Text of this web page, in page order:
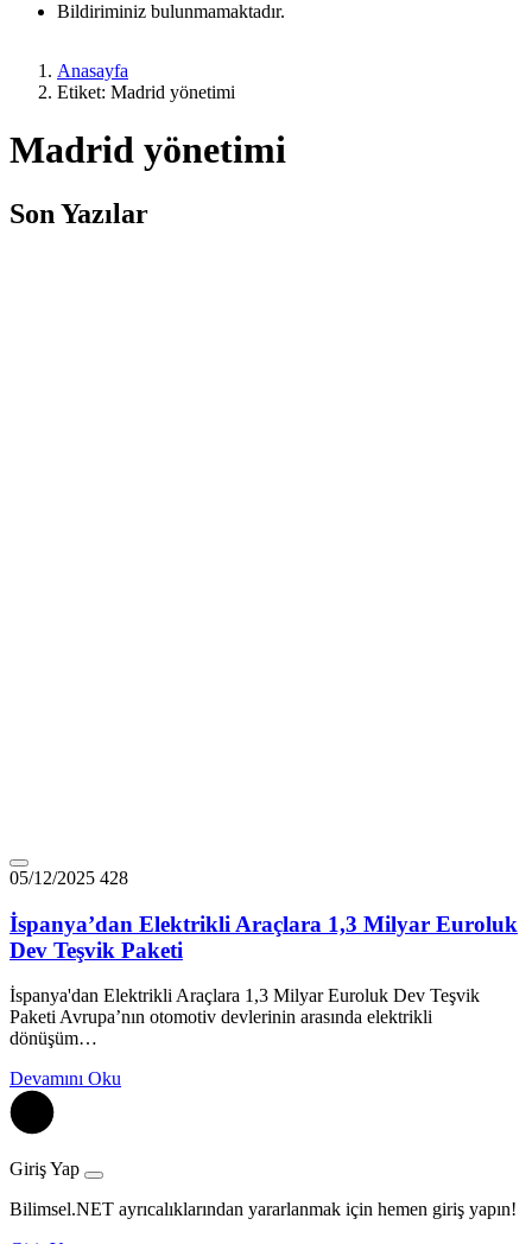
Bildiriminiz bulunmamaktadır.
Anasayfa
Etiket: Madrid yönetimi
Madrid yönetimi
Son Yazılar
05/12/2025 428
İspanya’dan Elektrikli Araçlara 1,3 Milyar Euroluk
Dev Teşvik Paketi
İspanya'dan Elektrikli Araçlara 1,3 Milyar Euroluk Dev Teşvik
Paketi Avrupa’nın otomotiv devlerinin arasında elektrikli
dönüşüm…
Devamını Oku
Giriş Yap
Bilimsel.NET ayrıcalıklarından yararlanmak için hemen giriş yapın!